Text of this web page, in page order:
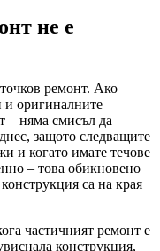
не е
ремонт. Ако
и оригиналните
– няма смисъл да
защото следващите
и когато имате течове
– това обикновено
са на края
частичният ремонт е
конструкция,